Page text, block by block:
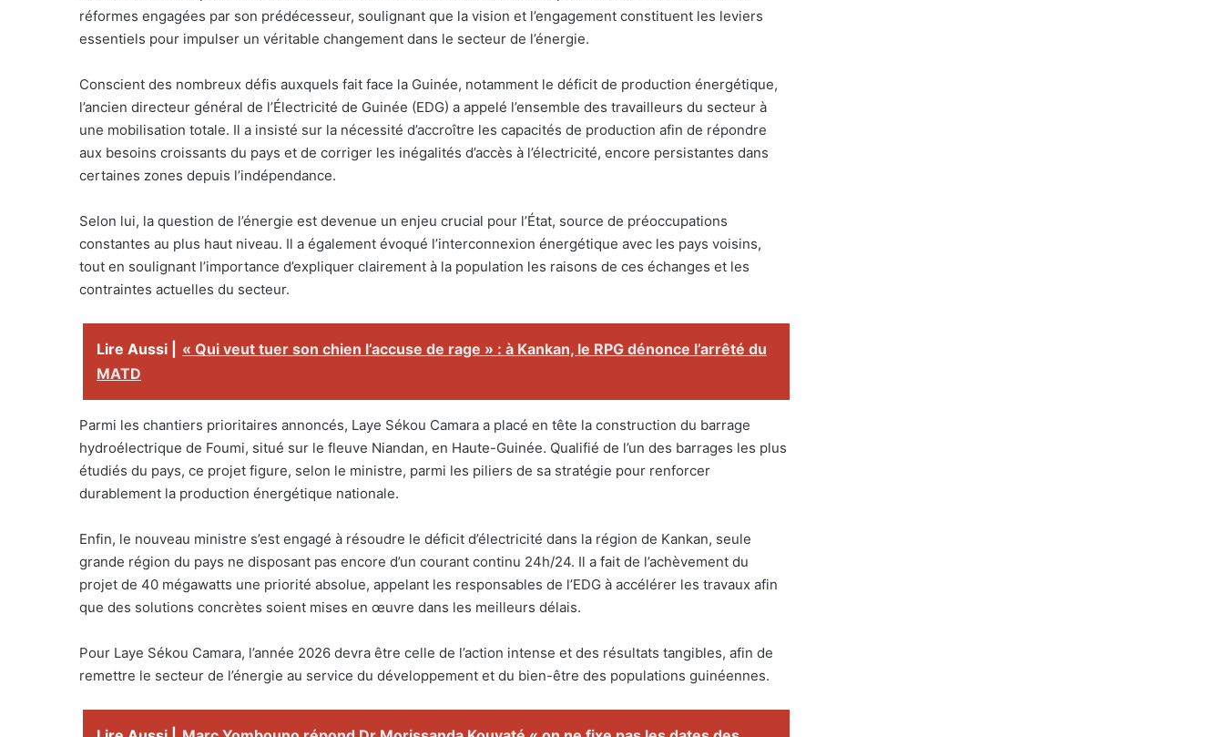
réformes engagées par son prédécesseur, soulignant que la vision et l’engagement constituent les leviers
essentiels pour impulser un véritable changement dans le secteur de l’énergie.
Conscient des nombreux défis auxquels fait face la Guinée, notamment le déficit de production énergétique,
l’ancien directeur général de l’Électricité de Guinée (EDG) a appelé l’ensemble des travailleurs du secteur à
une mobilisation totale. Il a insisté sur la nécessité d’accroître les capacités de production afin de répondre
aux besoins croissants du pays et de corriger les inégalités d’accès à l’électricité, encore persistantes dans
certaines zones depuis l’indépendance.
Selon lui, la question de l’énergie est devenue un enjeu crucial pour l’État, source de préoccupations
constantes au plus haut niveau. Il a également évoqué l’interconnexion énergétique avec les pays voisins,
tout en soulignant l’importance d’expliquer clairement à la population les raisons de ces échanges et les
contraintes actuelles du secteur.
Lire Aussi |
« Qui veut tuer son chien l’accuse de rage » : à Kankan, le RPG dénonce l’arrêté du
MATD
Parmi les chantiers prioritaires annoncés, Laye Sékou Camara a placé en tête la construction du barrage
hydroélectrique de Foumi, situé sur le fleuve Niandan, en Haute-Guinée. Qualifié de l’un des barrages les plus
étudiés du pays, ce projet figure, selon le ministre, parmi les piliers de sa stratégie pour renforcer
durablement la production énergétique nationale.
Enfin, le nouveau ministre s’est engagé à résoudre le déficit d’électricité dans la région de Kankan, seule
grande région du pays ne disposant pas encore d’un courant continu 24h/24. Il a fait de l’achèvement du
projet de 40 mégawatts une priorité absolue, appelant les responsables de l’EDG à accélérer les travaux afin
que des solutions concrètes soient mises en œuvre dans les meilleurs délais.
Pour Laye Sékou Camara, l’année 2026 devra être celle de l’action intense et des résultats tangibles, afin de
remettre le secteur de l’énergie au service du développement et du bien-être des populations guinéennes.